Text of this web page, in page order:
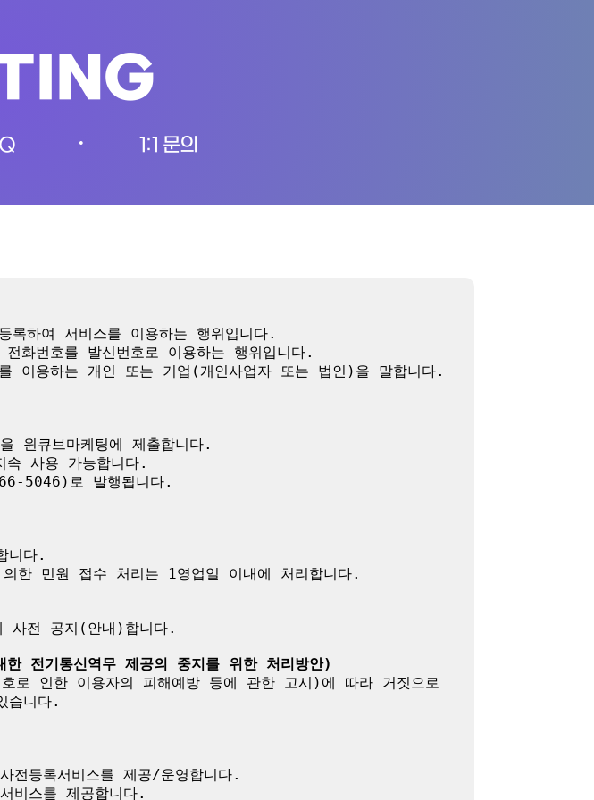
• 1:1 문의
하여 서비스를 이용하는 행위입니다.
번호를 발신번호로 이용하는 행위입니다.
이용하는 개인 또는 기업(개인사업자 또는 법인)을 말합니다.
윈큐브마케팅에 제출합니다.
사용 가능합니다.
5046)로 발행됩니다.
니다.
한 민원 접수 처리는 1영업일 이내에 처리합니다.
사전 공지(안내)합니다.
전기통신역무 제공의 중지를 위한 처리방안)
인한 이용자의 피해예방 등에 관한 고시)에 따라 거짓으로
습니다.
등록서비스를 제공/운영합니다.
비스를 제공합니다.